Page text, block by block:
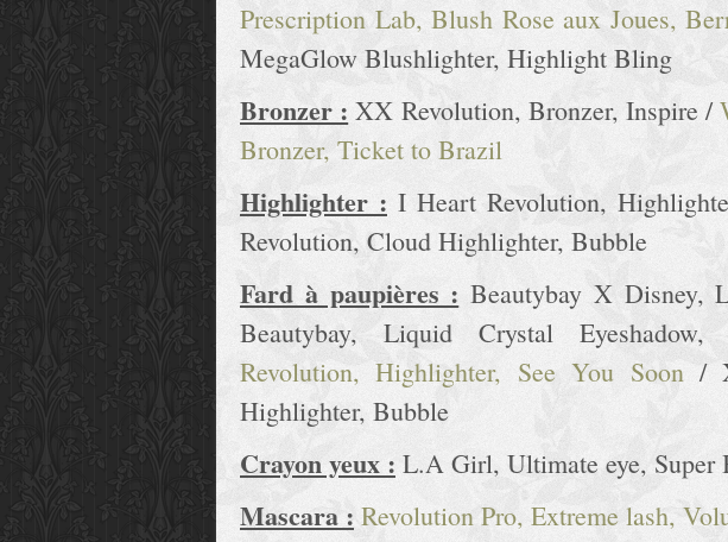
Prescription Lab, Blush Rose aux Joues,
MegaGlow Blushlighter, Highlight Bling
Bronzer : XX Revolution, Bronzer, Inspire /
Bronzer, Ticket to Brazil
Highlighter : I Heart Revolution,
Revolution, Cloud Highlighter, Bubble
Fard à paupières : Beautybay X Disney,
Beautybay, Liquid Crystal
Revolution, Highlighter, See You Soon/
Highlighter, Bubble
Crayon yeux : L.A Girl, Ultimate eye, Super
Mascara : Revolution Pro, Extreme lash,